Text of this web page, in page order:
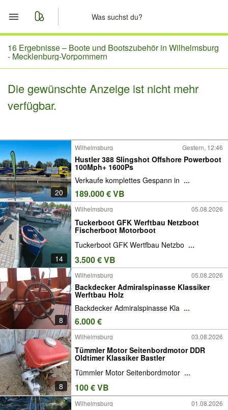
Start
Merkliste
Nachrichten
16 Ergebnisse – Boote und Bootszubehör in Wilhelmsburg
- Mecklenburg-Vorpommern
Die gewünschte Anzeige ist nicht mehr
verfügbar.
20
Wilhelmsburg Gestern, 12:46
Hustler 388 Slingshot Offshore Powerboot
100Mph+ 1600Ps
Verkaufe komplettes Gespann in ...
189.000 € VB
14
Wilhelmsburg 05.08.2026
Tuckerboot GFK Werftbau Netzboot
Fischerboot Motorboot
Tuckerboot GFK Wertfbau Netzbo ...
3.500 € VB
8
Wilhelmsburg 05.08.2026
Backdecker Admiralspinasse Klassiker
Werftbau Holz
Backdecker Admiralspinasse Kla ...
6.000 €
8
Wilhelmsburg 03.08.2026
Tümmler Motor Seitenbordmotor DDR
Oldtimer Klassiker Bastler
Tümmler Motor Seitenbordmotor ...
100 € VB
Wilhelmsburg 01.08.2026